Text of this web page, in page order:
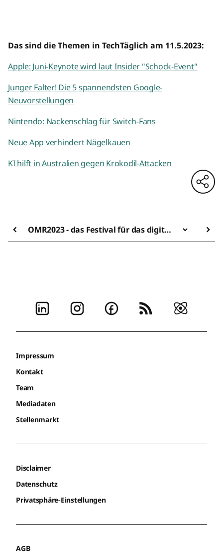
Das sind die Themen in TechTäglich am 11.5.2023:
Apple: Juni-Keynote wird laut Insider "Schock-Event"
Junger Falter! Die 5 spannendsten Google-
Neuvorstellungen
Nintendo: Nackenschlag für Switch-Fans
Neue App verhindert Nägelkauen
KI hilft in Australien gegen Krokodil-Attacken
OMR2023 - das Festival für das digitale Universum
Impressum
Kontakt
Team
Mediadaten
Stellenmarkt
Disclaimer
Datenschutz
Privatsphäre-Einstellungen
AGB